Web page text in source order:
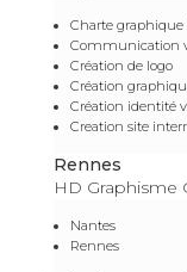
Charte graphique
Communication
Création de logo
Création
Création identité
Creation site
Rennes
HD Graphisme
Nantes
Rennes